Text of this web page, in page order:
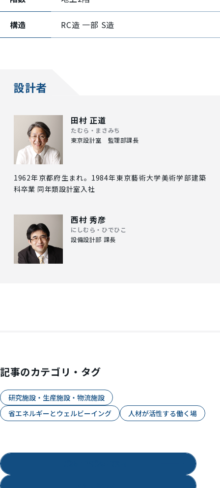
構造 RC造 一部 S造
設計者
田村 正道
たむら・まさみち
東京設計室 監理部課長
1962年京都府生まれ。1984年東京藝術大学美術学部建築
科卒業 同年類設計室入社
西村 秀彦
にしむら・ひでひこ
設備設計部 課長
記事のカテゴリ・タグ
研究施設・生産施設・物流施設
省エネルギーとウェルビーイング
人材が活性する働く場